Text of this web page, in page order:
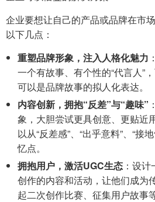
企业要想让自己的产品或品牌在市
以下几点：
重塑品牌形象，注入人格化魅力
一个有故事、有个性的“代言人”
可以是品牌故事的拟人化表达。
内容创新，拥抱“反差”与“趣味”
象，大胆尝试更具创意、更贴近
以从“反差感”、“出乎意料”、“接
忆点。
拥抱用户，激活UGC生态 ：设
创作的内容和活动，让他们成为
起二次创作比赛、征集用户故事等